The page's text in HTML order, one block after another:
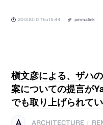
2013.10.10 Thu 15:44 permalink
槇文彦による、ザハ
案についての提言が
でも取り上げられて
ARCHITECTURE